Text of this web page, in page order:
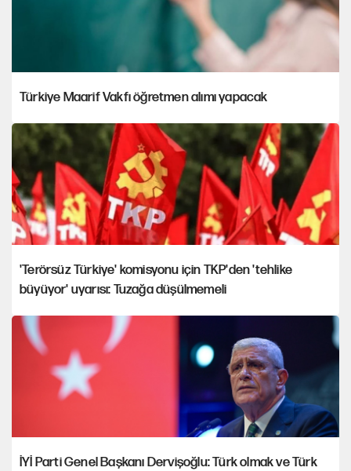
Türkiye Maarif Vakfı öğretmen alımı yapacak
'Terörsüz Türkiye' komisyonu için TKP'den 'tehlike
büyüyor' uyarısı: Tuzağa düşülmemeli
İYİ Parti Genel Başkanı Dervişoğlu: Türk olmak ve Türk